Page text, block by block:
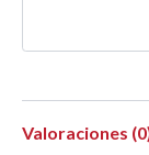
Valoraciones